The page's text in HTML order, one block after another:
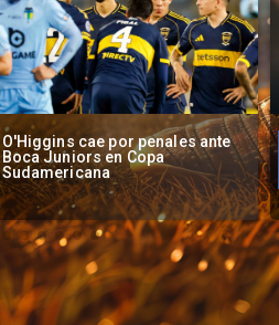
Operadores de apuestas online
piden acelerar regulación en
Chile